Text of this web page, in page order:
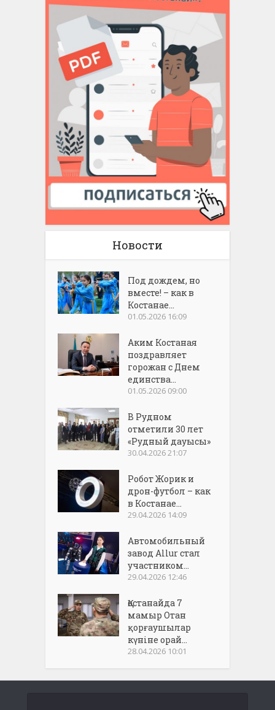
Новости
Под дождем, но
вместе! – как в
Костанае...
01.05.2026 16:09
Аким Костаная
поздравляет
горожан с Днем
единства...
01.05.2026 09:00
В Рудном
отметили 30 лет
«Рудный дауысы»
30.04.2026 21:07
Робот Жорик и
дрон-футбол – как
в Костанае...
29.04.2026 14:09
Автомобильный
завод Allur стал
участником...
29.04.2026 12:46
Қостанайда 7
мамыр Отан
қорғаушылар
күніне орай...
28.04.2026 10:01